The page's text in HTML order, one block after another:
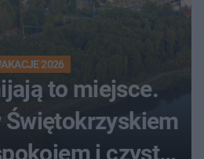
2026
to miejsce.
Świętokrzyskiem
i czystą